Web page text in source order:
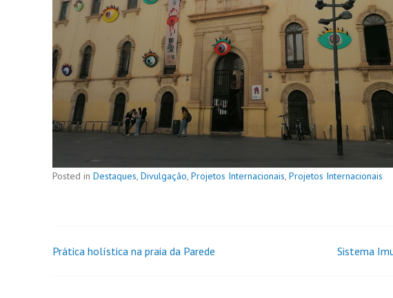
Posted in Destaques, Divulgação, Projetos Internacionais, Projetos Internacionais
Prática holística na praia da Parede Sistema